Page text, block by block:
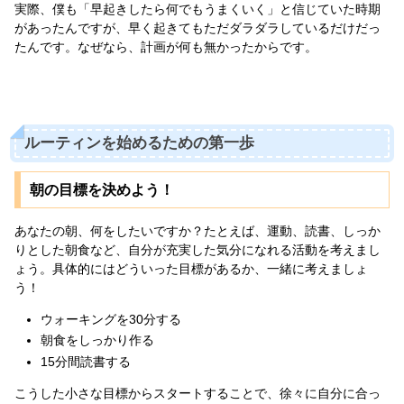
実際、僕も「早起きしたら何でもうまくいく」と信じていた時期
があったんですが、早く起きてもただダラダラしているだけだっ
たんです。なぜなら、計画が何も無かったからです。
ルーティンを始めるための第一歩
朝の目標を決めよう！
あなたの朝、何をしたいですか？たとえば、運動、読書、しっか
りとした朝食など、自分が充実した気分になれる活動を考えまし
ょう。具体的にはどういった目標があるか、一緒に考えましょ
う！
ウォーキングを30分する
朝食をしっかり作る
15分間読書する
こうした小さな目標からスタートすることで、徐々に自分に合っ